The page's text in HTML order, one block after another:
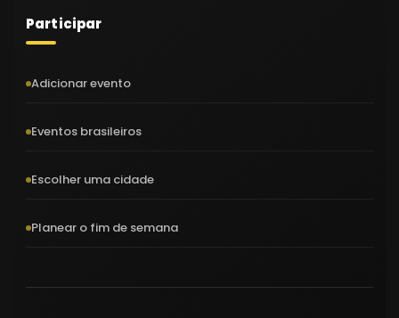
Participar
Adicionar evento
Eventos brasileiros
Escolher uma cidade
Planear o fim de semana